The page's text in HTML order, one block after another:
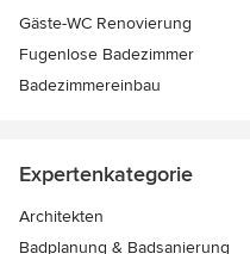
Gäste-WC Renovierung
Fugenlose Badezimmer
Badezimmereinbau
Expertenkategorie
Architekten
Badplanung & Badsanierung